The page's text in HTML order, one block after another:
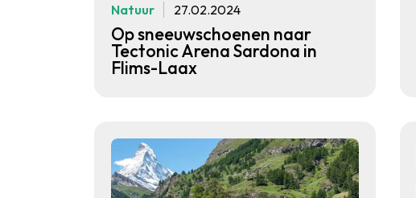
Natuur 27.02.2024
Op sneeuwschoenen naar
Tectonic Arena Sardona in
Flims-Laax